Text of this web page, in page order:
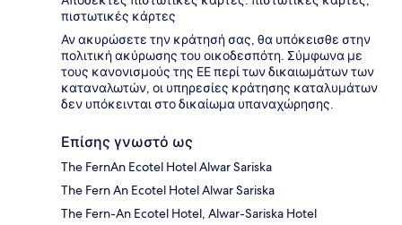
πιστωτικές κάρτες
Αν ακυρώσετε την κράτησή σας, θα υπόκεισθε στην
πολιτική ακύρωσης του οικοδεσπότη. Σύμφωνα με
τους κανονισμούς της ΕΕ περί των δικαιωμάτων των
καταναλωτών, οι υπηρεσίες κράτησης καταλυμάτων
δεν υπόκεινται στο δικαίωμα υπαναχώρησης.
Επίσης γνωστό ως
The FernAn Ecotel Hotel Alwar Sariska
The Fern An Ecotel Hotel Alwar Sariska
The Fern-An Ecotel Hotel, Alwar-Sariska Hotel